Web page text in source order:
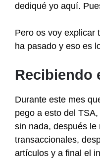
dediqué yo aquí.
Pero os voy explicar
ha pasado y eso es
Recibiendo
Durante este mes
pego a esto del
sin nada, después
transaccionales,
artículos y a final el